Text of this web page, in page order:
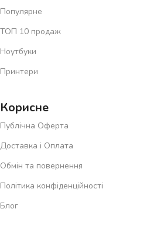
Популярне
ТОП 10 продаж
Ноутбуки
Принтери
Корисне
Публічна Оферта
Доставка і Оплата
Обмін та повернення
Політика конфіденційності
Блог